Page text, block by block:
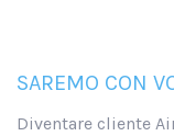
SAREMO CON
Diventare cliente